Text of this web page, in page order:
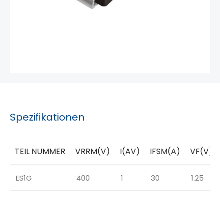
Spezifikationen
TEIL NUMMER VRRM(V) I(AV) IFSM(A) VF(V)
ES1G 400 1 30 1.25